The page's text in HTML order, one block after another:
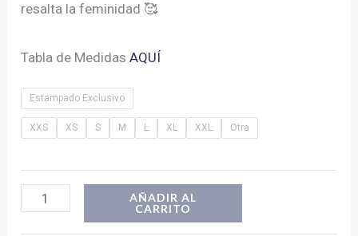
resalta la feminidad 🥰
Tabla de MedidasAQUÍ
Estampado Exclusivo
XXS XS S M L XL XXL Otra
Vestido
AÑADIR AL
CARRITO